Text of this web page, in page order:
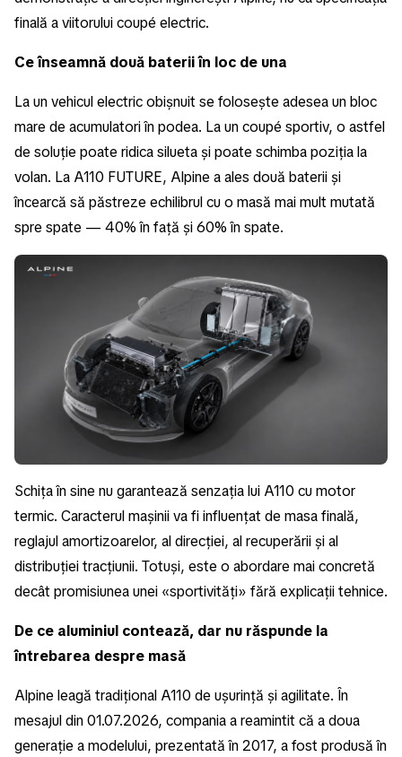
finală a viitorului coupé electric.
Ce înseamnă două baterii în loc de una
La un vehicul electric obișnuit se folosește adesea un bloc
mare de acumulatori în podea. La un coupé sportiv, o astfel
de soluție poate ridica silueta și poate schimba poziția la
volan. La A110 FUTURE, Alpine a ales două baterii și
încearcă să păstreze echilibrul cu o masă mai mult mutată
spre spate — 40% în față și 60% în spate.
Schița în sine nu garantează senzația lui A110 cu motor
termic. Caracterul mașinii va fi influențat de masa finală,
reglajul amortizoarelor, al direcției, al recuperării și al
distribuției tracțiunii. Totuși, este o abordare mai concretă
decât promisiunea unei «sportivități» fără explicații tehnice.
De ce aluminiul contează, dar nu răspunde la
întrebarea despre masă
Alpine leagă tradițional A110 de ușurință și agilitate. În
mesajul din 01.07.2026, compania a reamintit că a doua
generație a modelului, prezentată în 2017, a fost produsă în